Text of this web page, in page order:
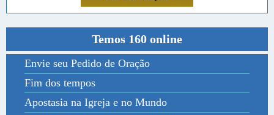
Temos 160 online
Envie seu Pedido de Oração
Fim dos tempos
Apostasia na Igreja e no Mundo